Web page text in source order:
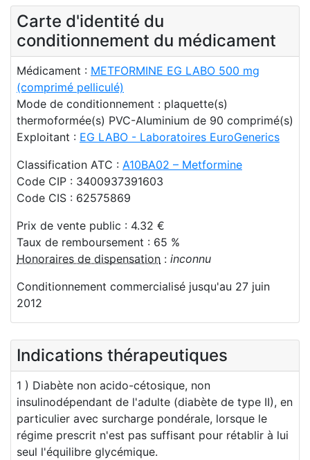
Carte d'identité du
conditionnement du médicament
Médicament : METFORMINE EG LABO 500 mg
(comprimé pelliculé)
Mode de conditionnement : plaquette(s)
thermoformée(s) PVC-Aluminium de 90 comprimé(s)
Exploitant : EG LABO - Laboratoires EuroGenerics
Classification ATC : A10BA02 – Metformine
Code CIP : 3400937391603
Code CIS : 62575869
Prix de vente public : 4.32 €
Taux de remboursement : 65 %
Honoraires de dispensation : inconnu
Conditionnement commercialisé jusqu'au 27 juin
2012
Indications thérapeutiques
1 ) Diabète non acido-cétosique, non
insulinodépendant de l'adulte (diabète de type II), en
particulier avec surcharge pondérale, lorsque le
régime prescrit n'est pas suffisant pour rétablir à lui
seul l'équilibre glycémique.